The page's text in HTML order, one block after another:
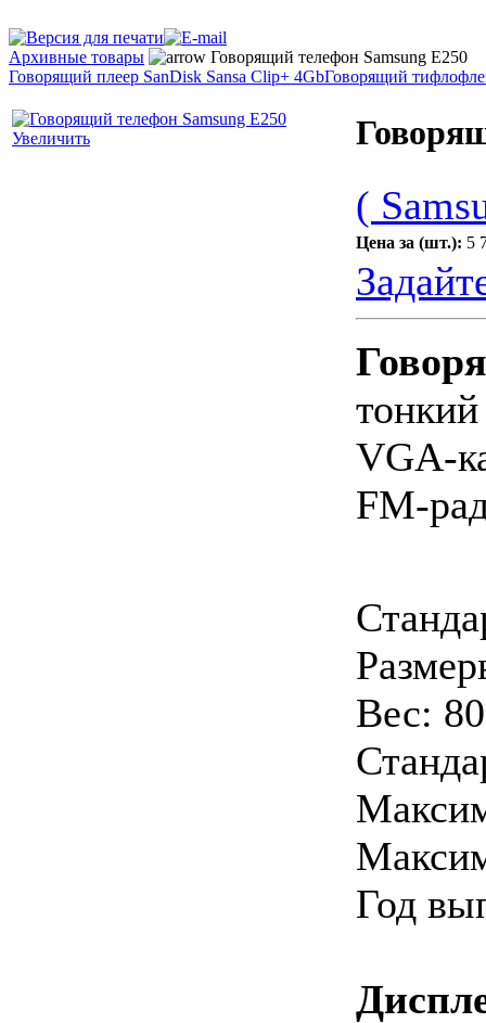
Архивные товары
Говорящий телефон Samsung E250
Говорящий плеер SanDisk Sansa Clip+ 4GbГоворящий
Увеличить
(
Цена за (шт.): 5
VGA-
FM-
Вес:
Год